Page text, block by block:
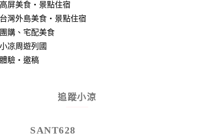
高屏美食‧景點住宿
台灣外島美食‧景點住宿
團購、宅配美食
小凉周遊列國
體驗‧邀稿
追蹤小涼
SANT628